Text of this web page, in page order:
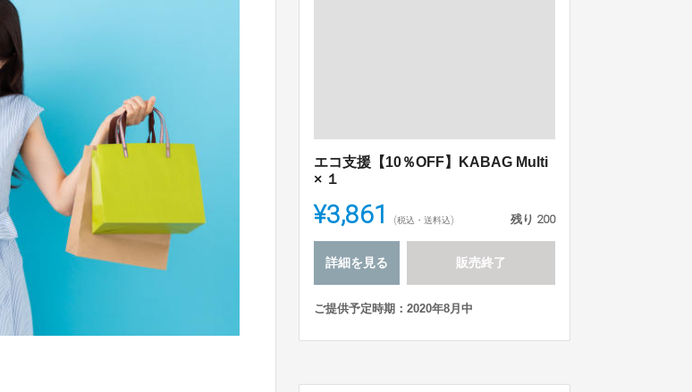
エコ支援【10％OFF】KABAG Multi
× １
¥3,861 (税込・送料込) 残り 200
詳細を見る 販売終了
ご提供予定時期：2020年8月中